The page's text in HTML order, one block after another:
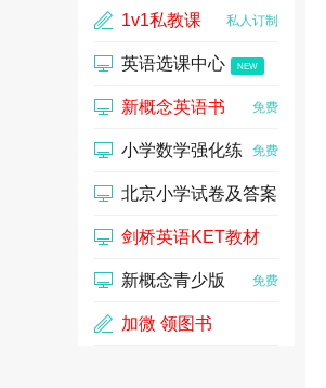
1v1私教课 私人订制
英语选课中心 NEW
新概念英语书 免费
小学数学强化练 免费
北京小学试卷及答案
免费
剑桥英语KET教材
免费
新概念青少版 免费
加微 领图书